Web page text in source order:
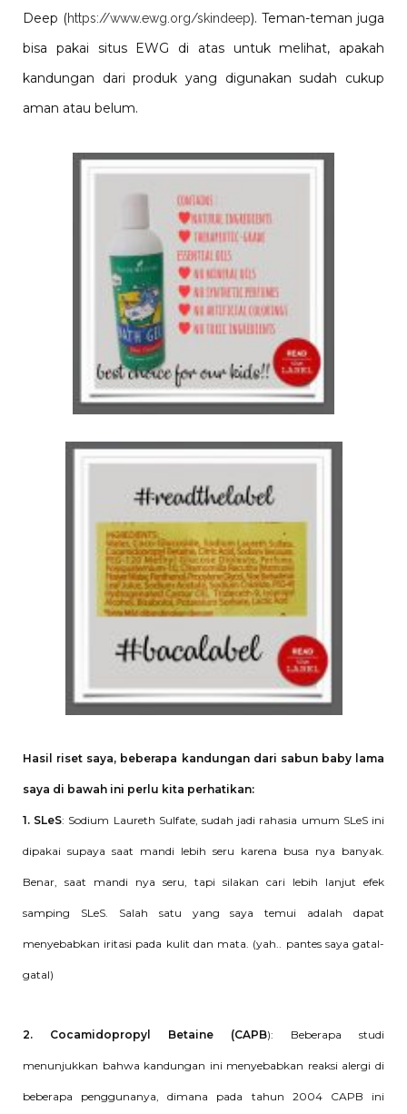
Deep (https://www.ewg.org/skindeep). Teman-teman juga
bisa pakai situs EWG di atas untuk melihat, apakah
kandungan dari produk yang digunakan sudah cukup
aman atau belum.
Hasil riset saya, beberapa kandungan dari sabun baby lama
saya di bawah ini perlu kita perhatikan:
1. SLeS: Sodium Laureth Sulfate, sudah jadi rahasia umum SLeS ini
dipakai supaya saat mandi lebih seru karena busa nya banyak.
Benar, saat mandi nya seru, tapi silakan cari lebih lanjut efek
samping SLeS. Salah satu yang saya temui adalah dapat
menyebabkan iritasi pada kulit dan mata. (yah.. pantes saya gatal-
gatal)
2. Cocamidopropyl Betaine (CAPB): Beberapa studi
menunjukkan bahwa kandungan ini menyebabkan reaksi alergi di
beberapa penggunanya, dimana pada tahun 2004 CAPB ini